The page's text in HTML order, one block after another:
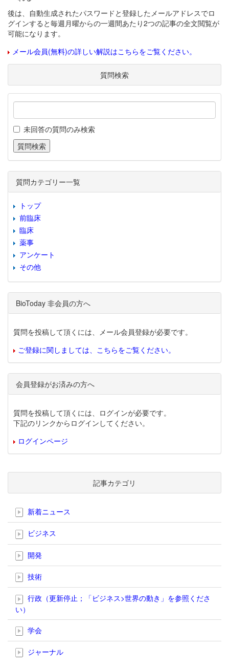
後は、自動生成されたパスワードと登録したメールアドレスでロ
グインすると毎週月曜からの一週間あたり2つの記事の全文閲覧が
可能になります。
メール会員(無料)の詳しい解説はこちらをご覧ください。
質問検索
未回答の質問のみ検索
質問カテゴリー一覧
トップ
前臨床
臨床
薬事
アンケート
その他
BioToday 非会員の方へ
質問を投稿して頂くには、メール会員登録が必要です。
ご登録に関しましては、こちらをご覧ください。
会員登録がお済みの方へ
質問を投稿して頂くには、ログインが必要です。
下記のリンクからログインしてください。
ログインページ
記事カテゴリ
新着ニュース
ビジネス
開発
技術
行政（更新停止；「ビジネス>世界の動き」を参照くださ
い）
学会
ジャーナル